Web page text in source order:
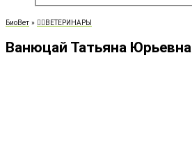
БиоВет » 👨‍⚕️ВЕТЕРИНАРЫ
Ванюцай Татьяна Юрьевна